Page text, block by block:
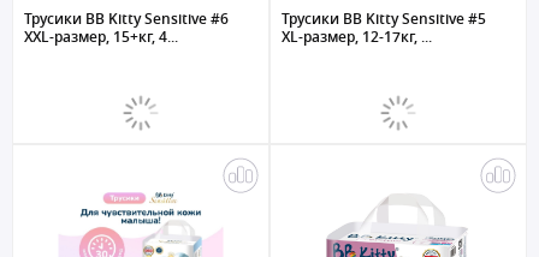
Трусики BB Kitty Sensitive #6
XXL-размер, 15+кг, 4...
Трусики BB Kitty Sensitive #5
XL-размер, 12-17кг, ...